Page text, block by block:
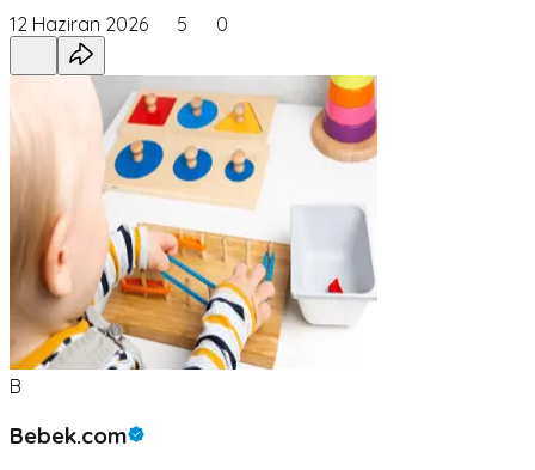
12 Haziran 2026 5 0
B
Bebek.com